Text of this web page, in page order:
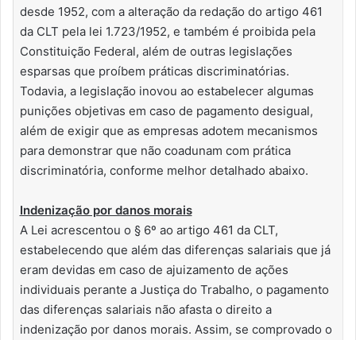
desde 1952, com a alteração da redação do artigo 461
da CLT pela lei 1.723/1952, e também é proibida pela
Constituição Federal, além de outras legislações
esparsas que proíbem práticas discriminatórias.
Todavia, a legislação inovou ao estabelecer algumas
punições objetivas em caso de pagamento desigual,
além de exigir que as empresas adotem mecanismos
para demonstrar que não coadunam com prática
discriminatória, conforme melhor detalhado abaixo.
Indenização por danos morais
A Lei acrescentou o § 6º ao artigo 461 da CLT,
estabelecendo que além das diferenças salariais que já
eram devidas em caso de ajuizamento de ações
individuais perante a Justiça do Trabalho, o pagamento
das diferenças salariais não afasta o direito a
indenização por danos morais. Assim, se comprovado o